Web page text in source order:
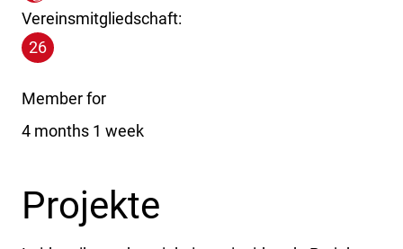
Vereinsmitgliedschaft:
26
Member for
4 months 1 week
Projekte